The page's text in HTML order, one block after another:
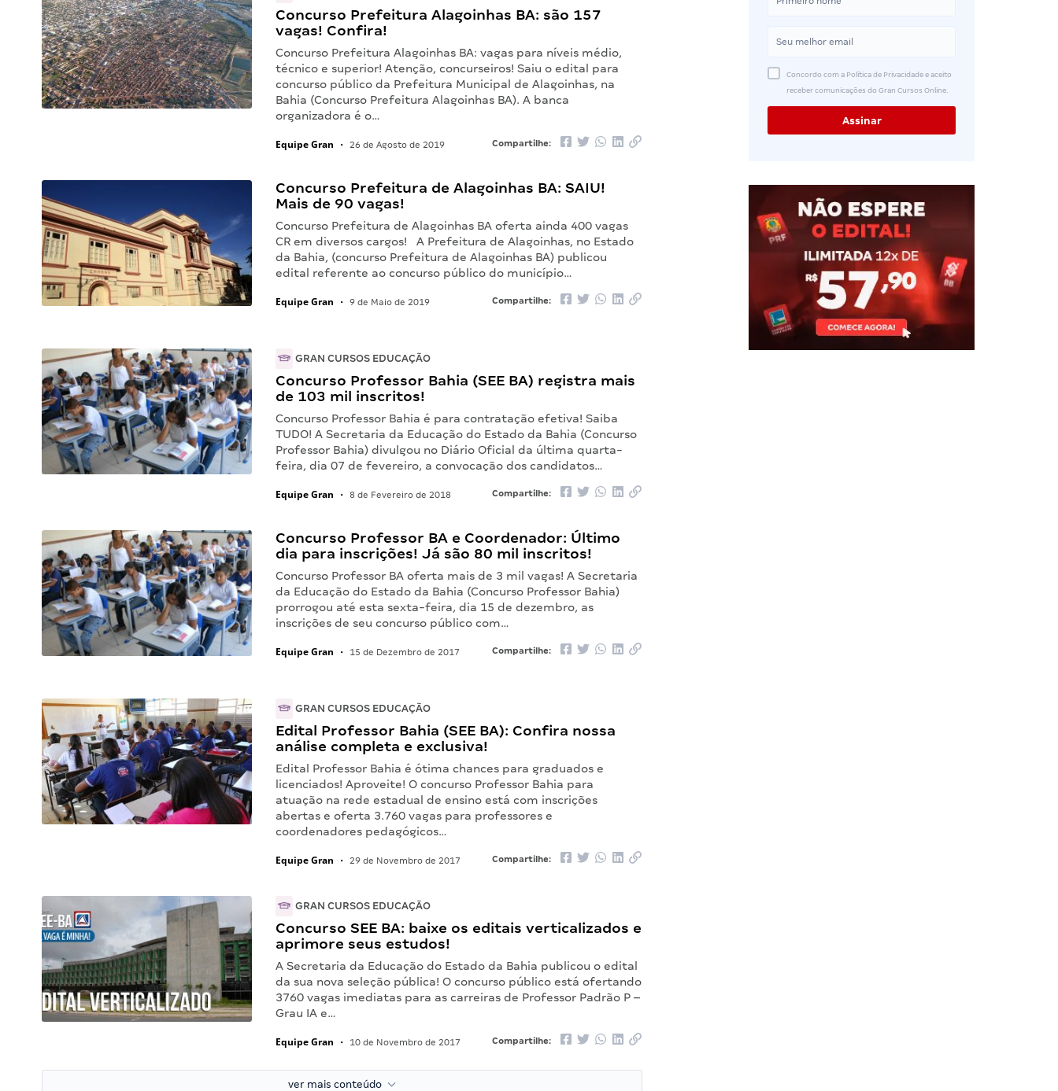
Concurso Prefeitura Alagoinhas BA: são 157
vagas! Confira!
Concurso Prefeitura Alagoinhas BA: vagas para níveis médio,
técnico e superior! Atenção, concurseiros! Saiu o edital para
concurso público da Prefeitura Municipal de Alagoinhas, na
Bahia (Concurso Prefeitura Alagoinhas BA). A banca
organizadora é o…
Equipe Gran • 26 de Agosto de 2019 Compartilhe:
Concurso Prefeitura de Alagoinhas BA: SAIU!
Mais de 90 vagas!
Concurso Prefeitura de Alagoinhas BA oferta ainda 400 vagas
CR em diversos cargos! A Prefeitura de Alagoinhas, no Estado
da Bahia, (concurso Prefeitura de Alagoinhas BA) publicou
edital referente ao concurso público do município…
Equipe Gran • 9 de Maio de 2019 Compartilhe:
GRAN CURSOS EDUCAÇÃO
Concurso Professor Bahia (SEE BA) registra mais
de 103 mil inscritos!
Concurso Professor Bahia é para contratação efetiva! Saiba
TUDO! A Secretaria da Educação do Estado da Bahia (Concurso
Professor Bahia) divulgou no Diário Oficial da última quarta-
feira, dia 07 de fevereiro, a convocação dos candidatos…
Equipe Gran • 8 de Fevereiro de 2018 Compartilhe:
Concurso Professor BA e Coordenador: Último
dia para inscrições! Já são 80 mil inscritos!
Concurso Professor BA oferta mais de 3 mil vagas! A Secretaria
da Educação do Estado da Bahia (Concurso Professor Bahia)
prorrogou até esta sexta-feira, dia 15 de dezembro, as
inscrições de seu concurso público com…
Equipe Gran • 15 de Dezembro de 2017 Compartilhe:
GRAN CURSOS EDUCAÇÃO
Edital Professor Bahia (SEE BA): Confira nossa
análise completa e exclusiva!
Edital Professor Bahia é ótima chances para graduados e
licenciados! Aproveite! O concurso Professor Bahia para
atuação na rede estadual de ensino está com inscrições
abertas e oferta 3.760 vagas para professores e
coordenadores pedagógicos…
Equipe Gran • 29 de Novembro de 2017 Compartilhe:
GRAN CURSOS EDUCAÇÃO
Concurso SEE BA: baixe os editais verticalizados e
aprimore seus estudos!
A Secretaria da Educação do Estado da Bahia publicou o edital
da sua nova seleção pública! O concurso público está ofertando
3760 vagas imediatas para as carreiras de Professor Padrão P –
Grau IA e…
Equipe Gran • 10 de Novembro de 2017 Compartilhe:
ver mais conteúdo
Concordo com a Política de Privacidade e aceito
receber comunicações do Gran Cursos Online.